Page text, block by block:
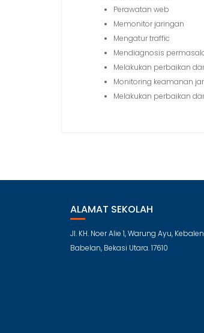
Perawatan web
Memonitor jaringan
Mengatur traffic
Mendiagnosis
Melakukan perbaikan
Monitoring keamanan
Melakukan perbaikan
ALAMAT SEKOLAH
Jl. KH. Noer Alie 1, Warung Ayu,
Babelan, Bekasi Utara. 17610